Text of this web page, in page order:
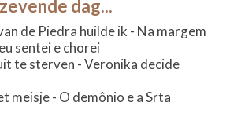
dag...
de Piedra huilde ik - Na margem
sentei e chorei
te sterven - Veronika decide
meisje - O demônio e a Srta